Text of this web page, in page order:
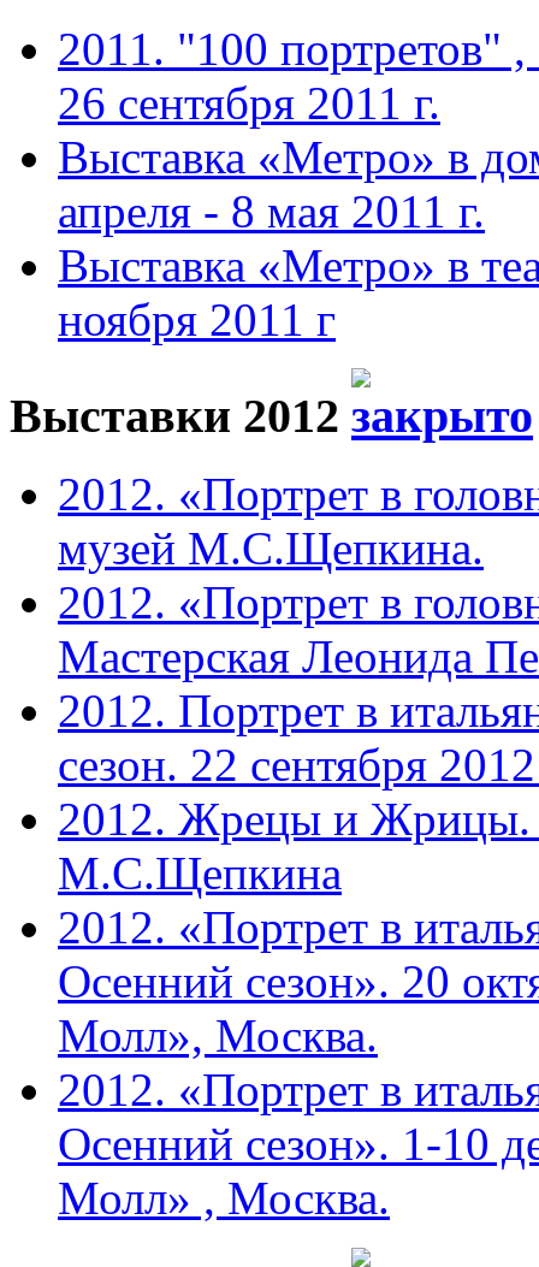
2011. "100 портретов"
26 сентября 2011 г.
Выставка «Метро» в
апреля - 8 мая 2011 г.
Выставка «Метро» в
ноября 2011 г
Выставки 2012
2012. «Портрет в
музей М.С.Щепкина.
2012. «Портрет в
Мастерская Леонида
2012. Портрет в
сезон. 22 сентября
2012. Жрецы и Жрицы.
М.С.Щепкина
2012. «Портрет в
Осенний сезон». 20
Молл», Москва.
2012. «Портрет в
Осенний сезон». 1-10
Молл» , Москва.